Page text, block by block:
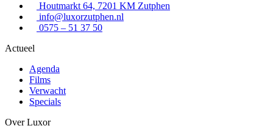
Houtmarkt 64, 7201 KM Zutphen
info@luxorzutphen.nl
0575 – 51 37 50
Actueel
Agenda
Films
Verwacht
Specials
Over Luxor